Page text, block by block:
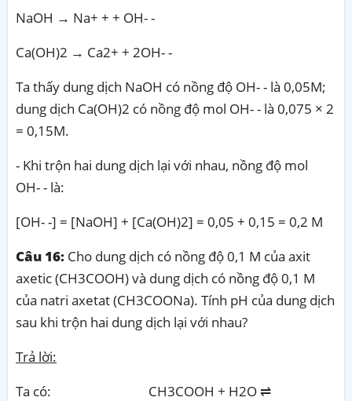
NaOH → Na+ + + OH- -
Ca(OH)2 → Ca2+ + 2OH- -
Ta thấy dung dịch NaOH có nồng độ OH- - là 0,05M;
dung dịch Ca(OH)2 có nồng độ mol OH- - là 0,075 × 2
= 0,15M.
- Khi trộn hai dung dịch lại với nhau, nồng độ mol
OH- - là:
[OH- -] = [NaOH] + [Ca(OH)2] = 0,05 + 0,15 = 0,2 M
Câu 16: Cho dung dịch có nồng độ 0,1 M của axit
axetic (CH3COOH) và dung dịch có nồng độ 0,1 M
của natri axetat (CH3COONa). Tính pH của dung dịch
sau khi trộn hai dung dịch lại với nhau?
Trả lời:
Ta có: CH3COOH + H2O ⇌